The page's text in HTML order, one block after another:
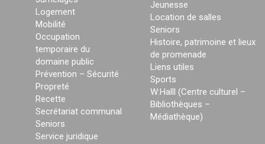
Logement
Mobilité
Occupation
temporaire du
domaine public
Prévention – Sécurité
Propreté
Recette
Secrétariat communal
Seniors
Service juridique
Jeunesse
Location de salles
Seniors
Histoire, patrimoine et lieux
de promenade
Liens utiles
Sports
W:Halll (Centre culturel –
Bibliothèques –
Médiathèque)